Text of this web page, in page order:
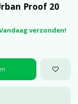
Proof 20
verzonden!